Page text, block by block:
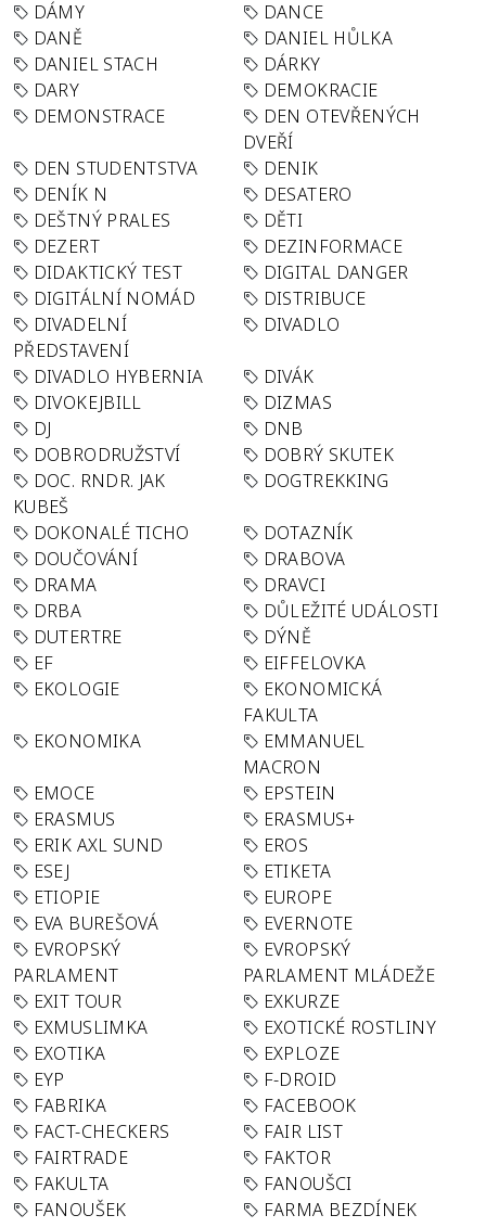
DÁMY
DANCE
DANĚ
DANIEL HŮLKA
DANIEL STACH
DÁRKY
DARY
DEMOKRACIE
DEMONSTRACE
DEN OTEVŘENÝCH
DVEŘÍ
DEN STUDENTSTVA
DENIK
DENÍK N
DESATERO
DEŠTNÝ PRALES
DĚTI
DEZERT
DEZINFORMACE
DIDAKTICKÝ TEST
DIGITAL DANGER
DIGITÁLNÍ NOMÁD
DISTRIBUCE
DIVADELNÍ
PŘEDSTAVENÍ
DIVADLO
DIVADLO HYBERNIA
DIVÁK
DIVOKEJBILL
DIZMAS
DJ
DNB
DOBRODRUŽSTVÍ
DOBRÝ SKUTEK
DOC. RNDR. JAK
KUBEŠ
DOGTREKKING
DOKONALÉ TICHO
DOTAZNÍK
DOUČOVÁNÍ
DRABOVA
DRAMA
DRAVCI
DRBA
DŮLEŽITÉ UDÁLOSTI
DUTERTRE
DÝNĚ
EF
EIFFELOVKA
EKOLOGIE
EKONOMICKÁ
FAKULTA
EKONOMIKA
EMMANUEL
MACRON
EMOCE
EPSTEIN
ERASMUS
ERASMUS+
ERIK AXL SUND
EROS
ESEJ
ETIKETA
ETIOPIE
EUROPE
EVA BUREŠOVÁ
EVERNOTE
EVROPSKÝ
PARLAMENT
EVROPSKÝ
PARLAMENT MLÁDEŽE
EXIT TOUR
EXKURZE
EXMUSLIMKA
EXOTICKÉ ROSTLINY
EXOTIKA
EXPLOZE
EYP
F-DROID
FABRIKA
FACEBOOK
FACT-CHECKERS
FAIR LIST
FAIRTRADE
FAKTOR
FAKULTA
FANOUŠCI
FANOUŠEK
FARMA BEZDÍNEK